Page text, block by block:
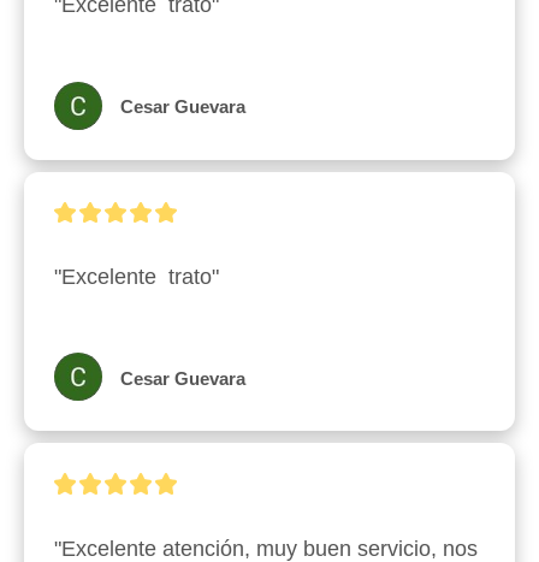
"Excelente  trato"
Cesar Guevara
"Excelente  trato"
Cesar Guevara
"Excelente atención, muy buen servicio, nos